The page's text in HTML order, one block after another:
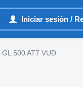
Iniciar sesión /
500 AT7 VUD